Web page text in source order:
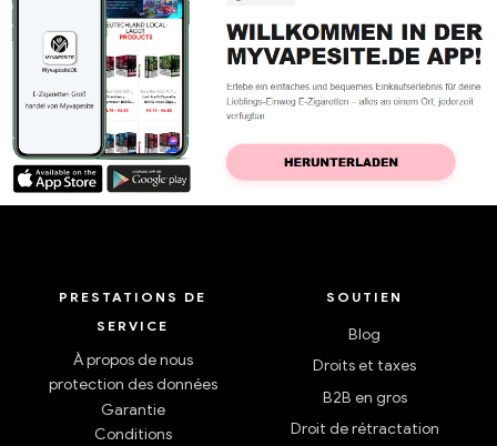
PRESTATIONS DE
SERVICE
À propos de nous
protection des données
Garantie
Conditions
SOUTIEN
Blog
Droits et taxes
B2B en gros
Droit de rétractation